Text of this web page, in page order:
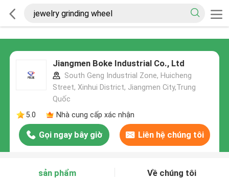
Jiangmen Boke Industrial Co., Ltd
South Geng Industrial Zone, Huicheng
Street, Xinhui District, Jiangmen City,Trung
Quốc
5.0
Nhà cung cấp xác nhận
Gọi ngay bây giờ Liên hệ chúng tôi
sản phẩm Về chúng tôi